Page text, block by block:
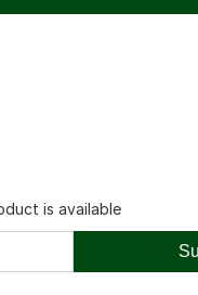
is available